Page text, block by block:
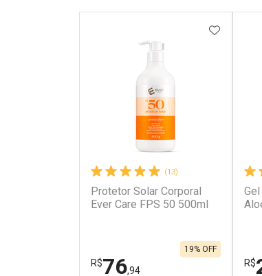
(13)
Protetor Solar Corporal
Ever Care FPS 50 500ml
R$76,94
19% OFF
R$